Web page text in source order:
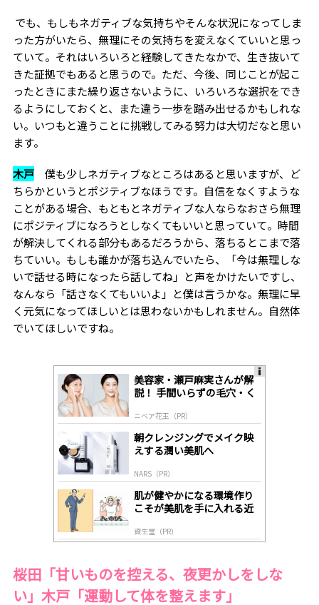
でも、もしもネガティブな気持ちやそんな状況になってしま
った方がいたら、無理にその気持ちを変えなくていいと思っ
ていて。それはいろいろと経験してきたなかで、生き抜いて
きた証拠でもあると思うので。ただ、今後、同じことが起こ
ったときにまた繰り返さないように、いろいろな選択をでき
るようにしておくと、また違う一歩を踏み出せるかもしれな
い。いつもと違うことに挑戦してみる努力は大切だなと思い
ます。
木戸
僕も少しネガティブなところはあると思いますが、ど
ちらかというとポジティブなほうです。自信をなくすような
ことがある場合、もともとネガティブな人ならなおさら無理
にポジティブになろうとしなくてもいいと思っていて。時間
が解決してくれる部分もあるだろうから、落ちるとこまで落
ちていい。もしも誰かが落ち込んでいたら、「今は無理しな
いで話せる時になったら話してね」と声をかけたいですし、
なんなら「話さなくてもいいよ」と僕は言うかな。無理に早
く元気になってほしいとは思わないかもしれません。自然体
でいてほしいですね。
美容家・瀬戸麻実さんが解
説！ 手間いらずの毛穴・く
ニベア花王（PR）
朝クレンジングでメイク映
えする潤い美肌へ
NARS（PR）
肌が健やかになる環境作り
こそが美肌を手に入れる近
資生堂（PR）
桜田「甘いものを控える、夜更かしをしな
い」木戸「運動して体を整えます」